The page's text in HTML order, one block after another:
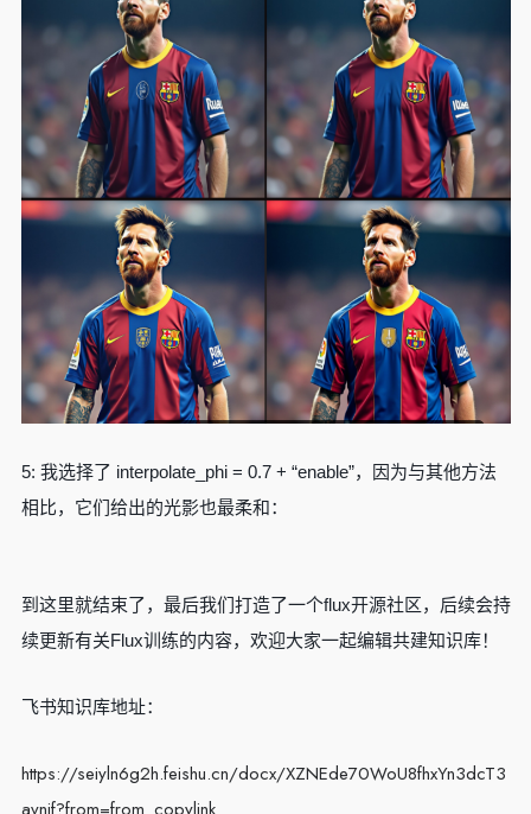
5: 我选择了 interpolate_phi = 0.7 + “enable”，因为与其他方法
相比，它们给出的光影也最柔和：
到这里就结束了，最后我们打造了一个flux开源社区，后续会持
续更新有关Flux训练的内容，欢迎大家一起编辑共建知识库！
飞书知识库地址：
https://seiyln6g2h.feishu.cn/docx/XZNEde70WoU8fhxYn3dcT3